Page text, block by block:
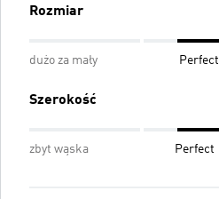
Rozmiar
dużo za mały Perfect
Szerokość
zbyt wąska Perfect